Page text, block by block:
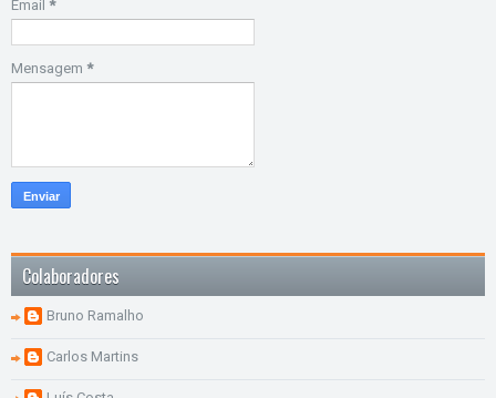
Email *
Mensagem *
Colaboradores
Bruno Ramalho
Carlos Martins